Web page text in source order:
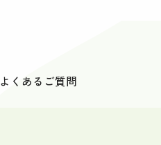
よくあるご質問